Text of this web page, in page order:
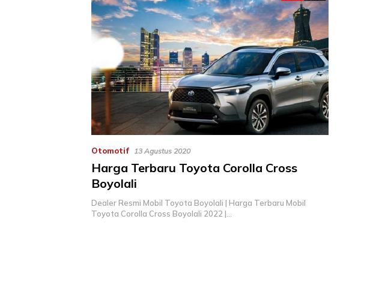
Otomotif 13 Agustus 2020
Harga Terbaru Toyota Corolla Cross
Boyolali
Dealer Resmi Mobil Toyota Boyolali | Harga Terbaru Mobil
Toyota Corolla Cross Boyolali 2022 |…